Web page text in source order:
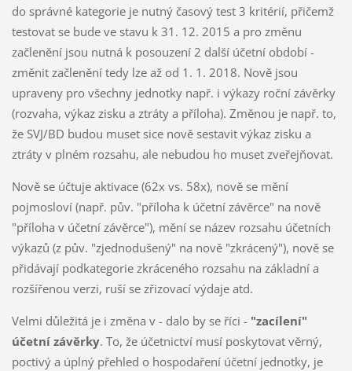
do správné kategorie je nutný časový test 3 kritérií, přičemž
testovat se bude ve stavu k 31. 12. 2015 a pro změnu
začlenění jsou nutná k posouzení 2 další účetní období -
změnit začlenění tedy lze až od 1. 1. 2018. Nově jsou
upraveny pro všechny jednotky např. i výkazy roční závěrky
(rozvaha, výkaz zisku a ztráty a příloha). Změnou je např. to,
že SVJ/BD budou muset sice nově sestavit výkaz zisku a
ztráty v plném rozsahu, ale nebudou ho muset zveřejňovat.
Nově se účtuje aktivace (62x vs. 58x), nově se mění
pojmosloví (např. pův. "příloha k účetní závěrce" na nově
"příloha v účetní závěrce"), mění se název rozsahu účetních
výkazů (z pův. "zjednodušený" na nově "zkrácený"), nově se
přidávají podkategorie zkráceného rozsahu na základní a
rozšířenou verzi, ruší se zřizovací výdaje atd.
Velmi důležitá je i změna v - dalo by se říci -"zacílení"
účetní závěrky. To, že účetnictví musí poskytovat věrný,
poctivý a úplný přehled o hospodaření účetní jednotky, je